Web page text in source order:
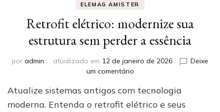
ELEMAG AMISTER
Retrofit elétrico: modernize sua
estrutura sem perder a essência
por admin atualizado em 12 de janeiro de 2026
Deixe
um comentárioem
elétrico:
modernize
Atualize sistemas antigos com tecnologia
moderna. Entenda o retrofit elétrico e seus